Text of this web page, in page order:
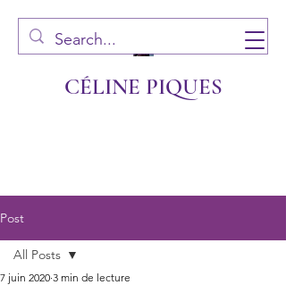
CÉLINE PIQUES
Post
All Posts
7 juin 2020 3 min de lecture